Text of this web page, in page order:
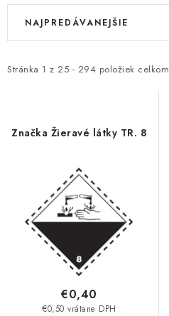
V
i
r
Stránka 1 z 25 - 294 položiek celkom
R
e
e
NAJPREDÁVANEJŠIE
Značka Žieravé látky TR. 8
€0,50 vrátane DPH
€0,40